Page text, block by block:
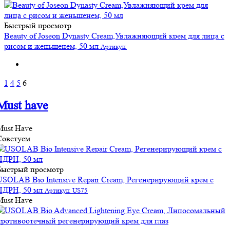
Быстрый просмотр
Beauty of Joseon Dynasty Cream,Увлажняющий крем для лица с
рисом и женьшенем, 50 мл Артикул:
1 4 5 6
have
Have
просмотр
Bio Intensive Repair Cream, Регенерирующий крем с
50 мл Артикул: US75
Have